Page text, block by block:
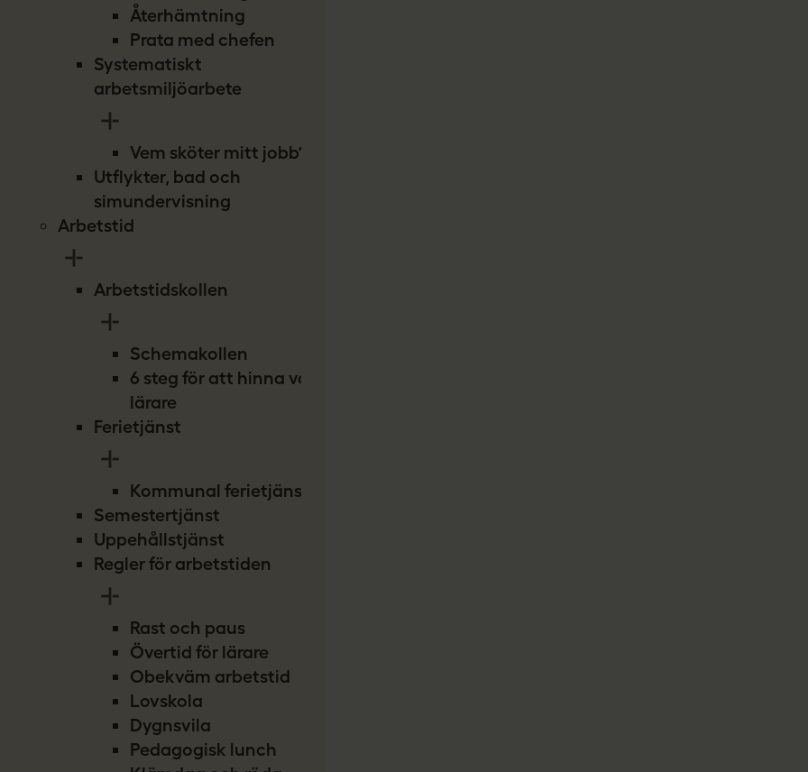
Återhämtning
Prata med chefen
Systematiskt
arbetsmiljöarbete
Vem sköter mitt jobb?
Utflykter, bad och
simundervisning
Arbetstid
Arbetstidskollen
Schemakollen
6 steg för att hinna vara
lärare
Ferietjänst
Kommunal ferietjänst
Semestertjänst
Uppehållstjänst
Regler för arbetstiden
Rast och paus
Övertid för lärare
Obekväm arbetstid
Lovskola
Dygnsvila
Pedagogisk lunch